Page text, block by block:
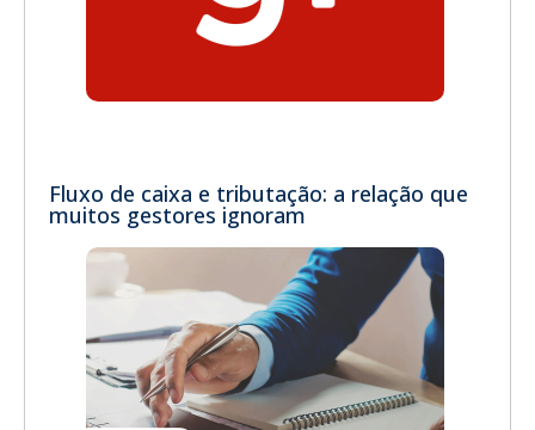
Fluxo de caixa e tributação: a relação que
muitos gestores ignoram